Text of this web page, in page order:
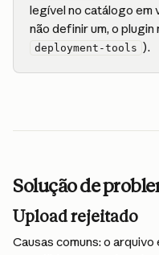
legível no catálogo em
não definir um, o
deployment-tools ).
Solução de
Upload rejeitado
Causas comuns: o